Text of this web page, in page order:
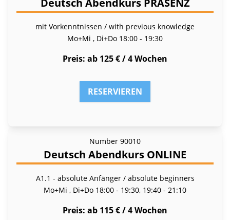
Deutsch Abendkurs PRÄSENZ
mit Vorkenntnissen / with previous knowledge
Mo+Mi , Di+Do 18:00 - 19:30
Preis ab 125 € / 4 Wochen
RESERVIEREN
Number 90010
Deutsch Abendkurs ONLINE
A1.1 - absolute Anfänger / absolute beginners
Mo+Mi , Di+Do 18:00 - 19:30, 19:40 - 21:10
Preis ab 115 € / 4 Wochen